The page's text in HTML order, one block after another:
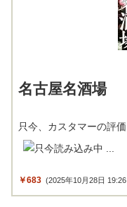
名古屋名酒場
只今、カスタマーの評
￥683 (2025年10月28日